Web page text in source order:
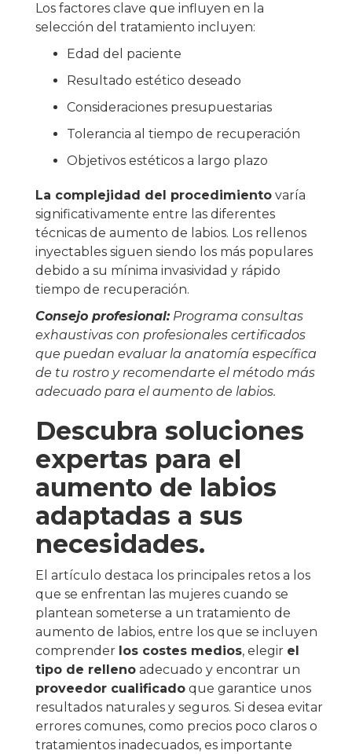
Los factores clave que influyen en la
selección del tratamiento incluyen:
Edad del paciente
Resultado estético deseado
Consideraciones presupuestarias
Tolerancia al tiempo de recuperación
Objetivos estéticos a largo plazo
La complejidad del procedimiento varía
significativamente entre las diferentes
técnicas de aumento de labios. Los rellenos
inyectables siguen siendo los más populares
debido a su mínima invasividad y rápido
tiempo de recuperación.
Consejo profesional: Programa consultas
exhaustivas con profesionales certificados
que puedan evaluar la anatomía específica
de tu rostro y recomendarte el método más
adecuado para el aumento de labios.
Descubra soluciones
expertas para el
aumento de labios
adaptadas a sus
necesidades.
El artículo destaca los principales retos a los
que se enfrentan las mujeres cuando se
plantean someterse a un tratamiento de
aumento de labios, entre los que se incluyen
comprender los costes medios, elegir el
tipo de relleno adecuado y encontrar un
proveedor cualificado que garantice unos
resultados naturales y seguros. Si desea evitar
errores comunes, como precios poco claros o
tratamientos inadecuados, es importante